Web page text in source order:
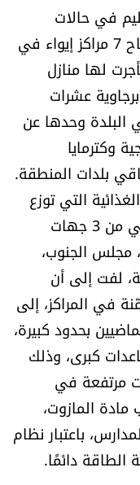
في حالات
استقطاب النازحين، بعدما جرى افتتاح 7 مراكز إيواء في
لها منازل
عشرات
البلدة وحدها عن
وكترمايا
بلدات المنطقة.
التي توزع
في مراكز الإيواء بشكل رئيسي، تأتي من 3 جهات
مجلس الجنوب،
لفت إلى أن
في المراكز، إلى
بحدود كبيرة،
كبرى، وذلك
مرتفعة في
مادة المازوت،
باعتبار نظام
دائمًا.